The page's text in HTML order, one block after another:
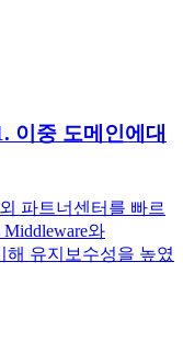
이중 도메인에대
파트너센터를 빠르
와
해 유지보수성을 높였